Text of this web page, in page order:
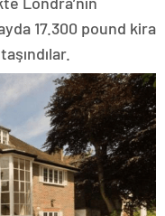
17.300 pound kira